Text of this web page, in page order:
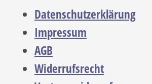
Datenschutzerklärung
Impressum
AGB
Widerrufsrecht